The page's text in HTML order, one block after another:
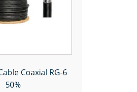
Coaxial RG-6
50%